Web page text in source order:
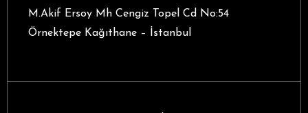
M.Akif Ersoy Mh Cengiz Topel Cd No:54
Örnektepe Kağıthane – İstanbul